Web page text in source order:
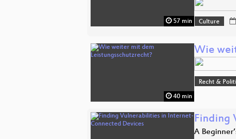
57 min Culture
40 min
Wie
Recht &
Finding
A